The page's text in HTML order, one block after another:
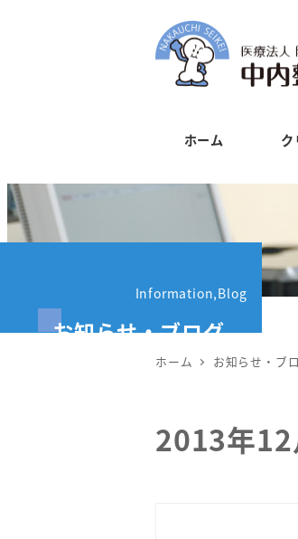
ツ
へ
移
ホーム ク
Information,Blog
お知らせ・ブログ
ホーム お知らせ・ブ
2013年12